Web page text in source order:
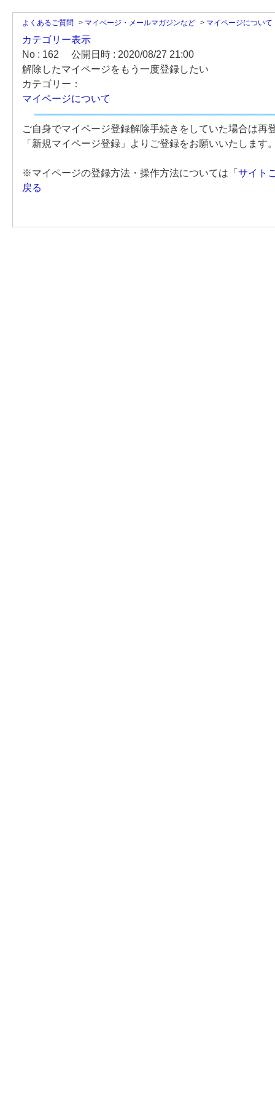
よくあるご質問 > マイページ・メールマガジンなど > マイページについて
カテゴリー表示
No : 162
公開日時 : 2020/08/27 21:00
解除したマイページをもう一度登録したい
カテゴリー：
マイページについて
ご自身でマイページ登録解除手続きをしていた場合は再
「新規マイページ登録」よりご登録をお願いいたします
※マイページの登録方法・操作方法については「 サイト
戻る